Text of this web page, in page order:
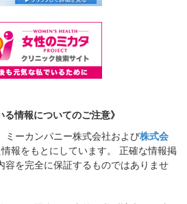
る情報についてのご注意》
ミーカンパニー株式会社および株式会
報をもとにしています。 正確な情報掲
容を完全に保証するものではありませ